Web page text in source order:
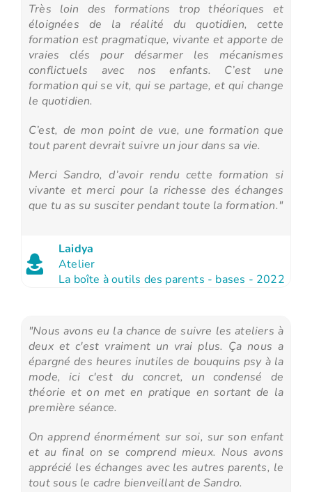
Très loin des formations trop théoriques et
éloignées de la réalité du quotidien, cette
formation est pragmatique, vivante et apporte de
vraies clés pour désarmer les mécanismes
conflictuels avec nos enfants. C’est une
formation qui se vit, qui se partage, et qui change
le quotidien.
C’est, de mon point de vue, une formation que
tout parent devrait suivre un jour dans sa vie.
Merci Sandro, d’avoir rendu cette formation si
vivante et merci pour la richesse des échanges
que tu as su susciter pendant toute la formation."
Laidya
Atelier
La boîte à outils des parents - bases - 2022
"Nous avons eu la chance de suivre les ateliers à
deux et c'est vraiment un vrai plus. Ça nous a
épargné des heures inutiles de bouquins psy à la
mode, ici c'est du concret, un condensé de
théorie et on met en pratique en sortant de la
première séance.
On apprend énormément sur soi, sur son enfant
et au final on se comprend mieux. Nous avons
apprécié les échanges avec les autres parents, le
tout sous le cadre bienveillant de Sandro.